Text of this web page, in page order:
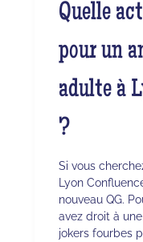
Quelle
pour un
adulte à
?
Si vous
Lyon
nouveau QG.
avez droit à
jokers fourbes